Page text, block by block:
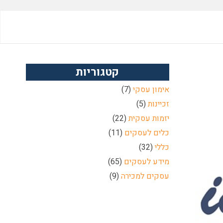
קטגוריות
אימון עסקי (7)
זכיינות(5)
יזמות עסקית(22)
כלים לעסקים (11)
כללי (32)
מידע לעסקים (65)
עסקים למכירה (9)